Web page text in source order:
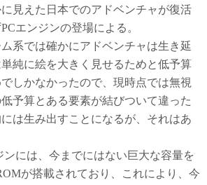
見えた日本でのアドベンチャが復活
エンジンの登場による。
ム系では確かにアドベンチャは生き延
純に絵を大きく見せるためと低予算
しかなかったので、現時点では無視
予算とある要素が結びついて違った
は生み出すことになるが、それはあ
ンには、今までにはない巨大な容量を
が搭載されており、これにより、今